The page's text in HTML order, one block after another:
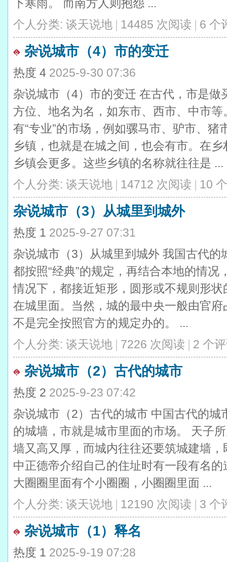
下寒雨。 而南方人则抱怨 ...
个人分类: 谈天说地 | 14485 次阅读 | 6 个
杂说城市（4）市的变迁
热度 4 2025-9-30 07:36
杂说城市（4）市的变迁 在古代，市是
方位、地名为名，如东市、西市、中市
有“专业”的市场，例如骡马市、驴市、
乡镇，也就是在城之间，也会有市。在
乡镇会更多。这些乡镇的名称就往往是 ...
个人分类: 谈天说地 | 14712 次阅读 | 10
杂说城市（3）从城里到城外
热度 1 2025-9-27 07:31
杂说城市（3）从城里到城外 我国古代的
都按照“经典”的规定，再结合本地的情
情况下，都接近矩形，圆形或不规则形状
在城里面。当然，城的最中央一般由官
不是完全按照官方的规定办的。 ...
个人分类: 谈天说地 | 7226 次阅读 | 2 个
杂说城市（2）古代的城市
热度 2 2025-9-23 07:42
杂说城市（2）古代的城市 中国古代的
的城墙，市就是城市里面的市场。 天子
墙又高又厚，而城内往往还要筑城建墙
中正德帝介绍自己的住址时有一段有名
大圈圈里面有个小圈圈，小圈圈里面 ...
个人分类: 谈天说地 | 12190 次阅读 | 3 个
杂说城市（1）释名
热度 1 2025-9-19 07:28